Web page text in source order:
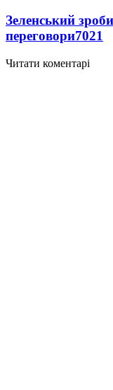
Зеленський
переговори7021
Читати коментарі